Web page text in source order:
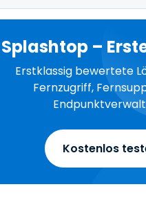
Splashtop –
Erstklassig bewertete
Fernzugriff,
Kostenlos